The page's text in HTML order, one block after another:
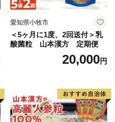
愛知県小牧市
＜5ヶ月に1度、2回送付＞乳
酸菌粒 山本漢方 定期便
20,000円